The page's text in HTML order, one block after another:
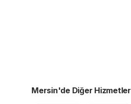
Mersin'deDiğer Hizmetler